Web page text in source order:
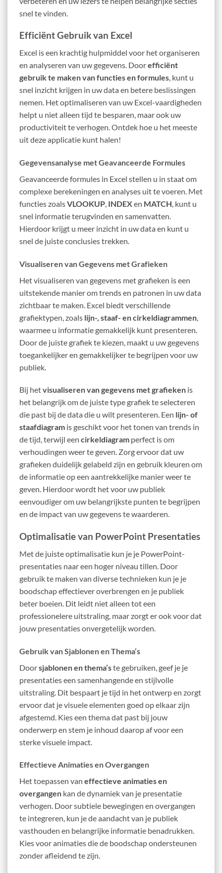
snel te vinden.
Efficiënt Gebruik van Excel
Excel is een krachtig hulpmiddel voor het organiseren
en analyseren van uw gegevens. Doorefficiënt
gebruik te maken van functies en formules, kunt u
snel inzicht krijgen in uw data en betere beslissingen
nemen. Het optimaliseren van uw Excel-vaardigheden
helpt u niet alleen tijd te besparen, maar ook uw
productiviteit te verhogen. Ontdek hoe u het meeste
uit deze applicatie kunt halen!
Gegevensanalyse met Geavanceerde Formules
Geavanceerde formules in Excel stellen u in staat om
complexe berekeningen en analyses uit te voeren. Met
functies zoalsVLOOKUP INDEXen MATCH , kunt u
snel informatie terugvinden en samenvatten.
Hierdoor krijgt u meer inzicht in uw data en kunt u
snel de juiste conclusies trekken.
Visualiseren van Gegevens met Grafieken
Het visualiseren van gegevens met grafieken is een
uitstekende manier om trends en patronen in uw data
zichtbaar te maken. Excel biedt verschillende
grafiektypen, zoals lijn-, staaf- en cirkeldiagrammen
waarmee u informatie gemakkelijk kunt presenteren.
Door de juiste grafiek te kiezen, maakt u uw gegevens
toegankelijker en gemakkelijker te begrijpen voor uw
publiek.
Bij hetvisualiseren van gegevens met grafieken is
het belangrijk om de juiste type grafiek te selecteren
die past bij de data die u wilt presenteren. Een lijn- of
staafdiagram is geschikt voor het tonen van trends in
de tijd, terwijl een cirkeldiagram perfect is om
verhoudingen weer te geven. Zorg ervoor dat uw
grafieken duidelijk gelabeld zijn en gebruik kleuren om
de informatie op een aantrekkelijke manier weer te
geven. Hierdoor wordt het voor uw publiek
eenvoudiger om uw belangrijkste punten te begrijpen
en de impact van uw gegevens te waarderen.
Optimalisatie van PowerPoint Presentaties
Met de juiste optimalisatie kun je je PowerPoint-
presentaties naar een hoger niveau tillen. Door
gebruik te maken van diverse technieken kun je je
boodschap effectiever overbrengen en je publiek
beter boeien. Dit leidt niet alleen tot een
professionelere uitstraling, maar zorgt er ook voor dat
jouw presentaties onvergetelijk worden.
Gebruik van Sjablonen en Thema’s
Doorsjablonen en thema’ste gebruiken, geef je je
presentaties een samenhangende en stijlvolle
uitstraling. Dit bespaart je tijd in het ontwerp en zorgt
ervoor dat je visuele elementen goed op elkaar zijn
afgestemd. Kies een thema dat past bij jouw
onderwerp en stem je inhoud daarop af voor een
sterke visuele impact.
Effectieve Animaties en Overgangen
Het toepassen van effectieve animaties en
overgangen kan de dynamiek van je presentatie
verhogen. Door subtiele bewegingen en overgangen
te integreren, kun je de aandacht van je publiek
vasthouden en belangrijke informatie benadrukken.
Kies voor animaties die de boodschap ondersteunen
zonder afleidend te zijn.